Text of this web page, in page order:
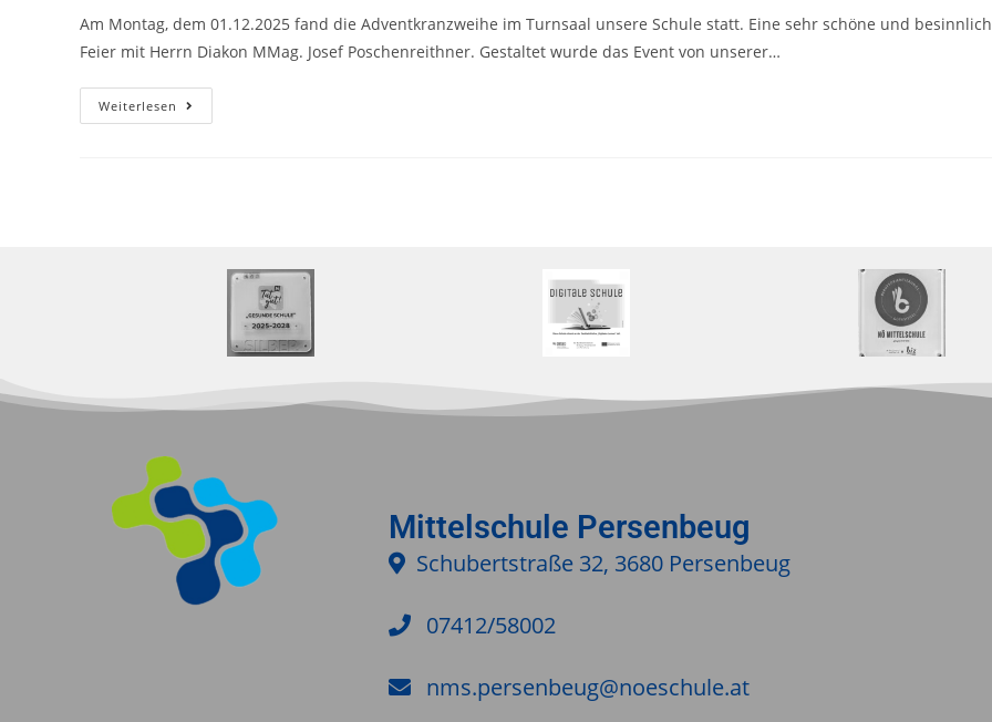
Am Montag, dem 01.12.2025 fand die Adventkranzweihe im Turnsaal unsere Schule statt. Eine sehr schöne und
Feier mit Herrn Diakon MMag. Josef Poschenreithner. Gestaltet wurde das Event von unserer…
Weiterlesen
Mittelschule Persenbeug
Schubertstraße 32, 3680 Persenbeug
07412/58002
nms.persenbeug@noeschule.at